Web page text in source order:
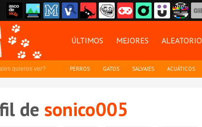
ÚLTIMOS MEJORES ALEATORIO
quieres ver? PERROS GATOS SALVAJES ACUÁTICOS
de sonico005